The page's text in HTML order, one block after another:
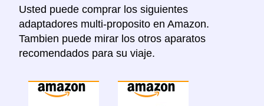
Usted puede comprar los siguientes
adaptadores multi-proposito en Amazon.
Tambien puede mirar los otros aparatos
recomendados para su viaje.